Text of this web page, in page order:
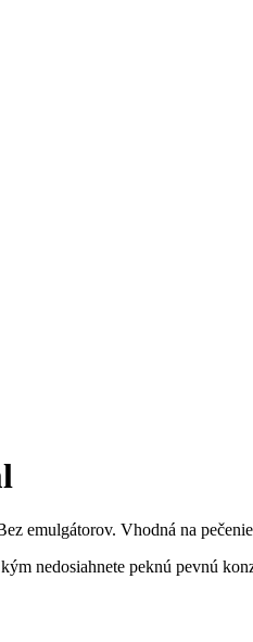
emulgátorov. Vhodná na
nedosiahnete peknú pevnú